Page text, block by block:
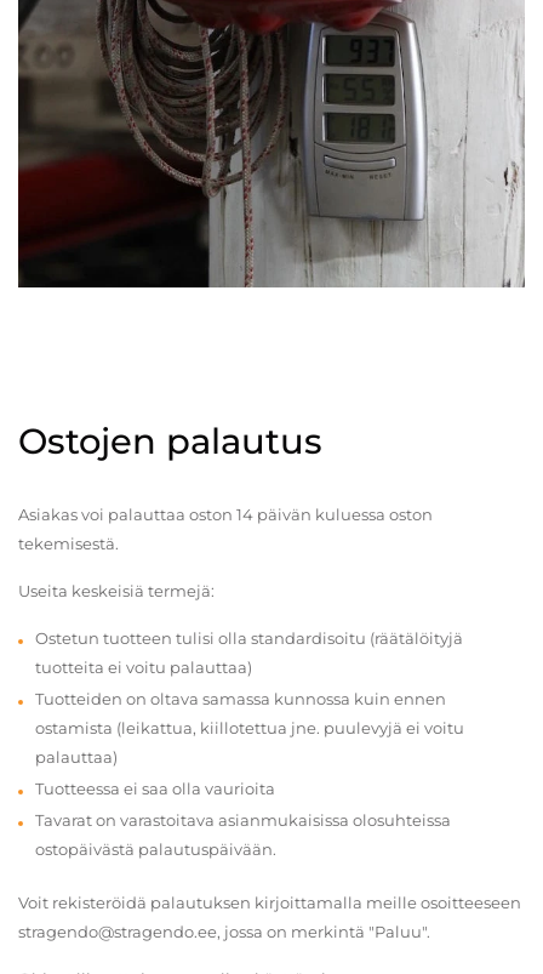
Ostojen palautus
Asiakas voi palauttaa oston 14 päivän kuluessa oston
tekemisestä.
Useita keskeisiä termejä:
Ostetun tuotteen tulisi olla standardisoitu (räätälöityjä
tuotteita ei voitu palauttaa)
Tuotteiden on oltava samassa kunnossa kuin ennen
ostamista (leikattua, kiillotettua jne. puulevyjä ei voitu
palauttaa)
Tuotteessa ei saa olla vaurioita
Tavarat on varastoitava asianmukaisissa olosuhteissa
ostopäivästä palautuspäivään.
Voit rekisteröidä palautuksen kirjoittamalla meille osoitteeseen
stragendo@stragendo.ee, jossa on merkintä "Paluu".